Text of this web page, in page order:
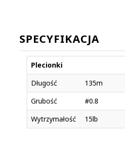
SPECYFIKACJA
Plecionki
Długość
135m
Grubość
#0.8
Wytrzymałość
15lb